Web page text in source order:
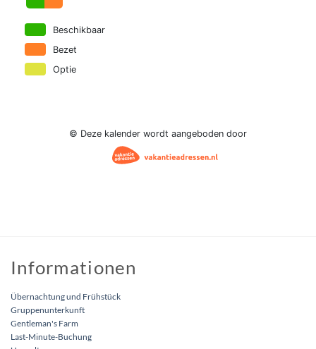
Informationen
Übernachtung und Frühstück
Gruppenunterkunft
Gentleman's Farm
Last-Minute-Buchung